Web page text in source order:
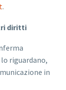
.
diritti
riguardano,
in